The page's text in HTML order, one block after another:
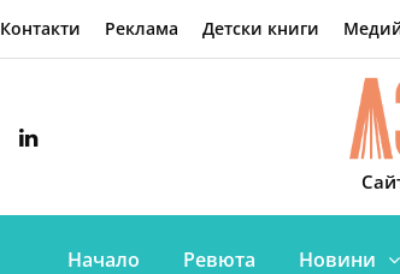
Контакти Реклама Детски книги
Начало Ревюта Новини